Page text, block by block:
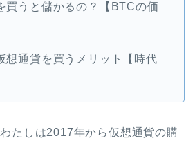
買うと儲かるの？【BTCの価
想通貨を買うメリット【時代
たしは2017年から仮想通貨の購